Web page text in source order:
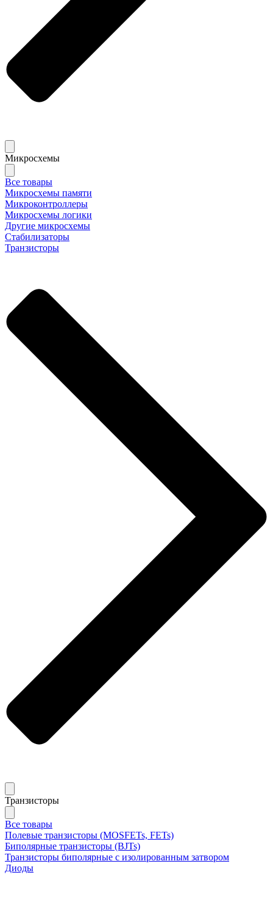
Микросхемы
Все товары
Микросхемы памяти
Микроконтроллеры
Микросхемы логики
Другие микросхемы
Стабилизаторы
Транзисторы
Транзисторы
Все товары
Полевые транзисторы (MOSFETs, FETs)
Биполярные транзисторы (BJTs)
Транзисторы биполярные с изолированным затвором
Диоды